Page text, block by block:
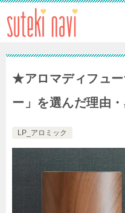
★アロマディフュ
ー」を選んだ理由
LP_アロミック